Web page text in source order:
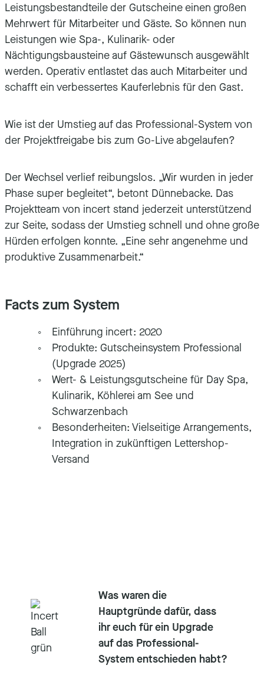
Leistungsbestandteile der Gutscheine einen großen
Mehrwert für Mitarbeiter und Gäste. So können nun
Leistungen wie Spa-, Kulinarik- oder
Nächtigungsbausteine auf Gästewunsch ausgewählt
werden. Operativ entlastet das auch Mitarbeiter und
schafft ein verbessertes Kauferlebnis für den Gast.
Wie ist der Umstieg auf das Professional-System von
der Projektfreigabe bis zum Go-Live abgelaufen?
Der Wechsel verlief reibungslos. „Wir wurden in jeder
Phase super begleitet“, betont Dünnebacke. Das
Projektteam von incert stand jederzeit unterstützend
zur Seite, sodass der Umstieg schnell und ohne große
Hürden erfolgen konnte. „Eine sehr angenehme und
produktive Zusammenarbeit.“
Facts zum System
Einführung incert: 2020
Produkte: Gutscheinsystem Professional
(Upgrade 2025)
Wert- & Leistungsgutscheine für Day Spa,
Kulinarik, Köhlerei am See und
Schwarzenbach
Besonderheiten: Vielseitige Arrangements,
Integration in zukünftigen Lettershop-
Versand
Was waren die
Hauptgründe dafür, dass
ihr euch für ein Upgrade
auf das Professional-
System entschieden habt?